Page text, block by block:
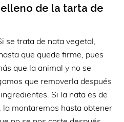
de la tarta de
se trata de nata vegetal,
que quede firme, pues
que la animal y no se
que removerla después
Si la nata es de
la montaremos hasta obtener